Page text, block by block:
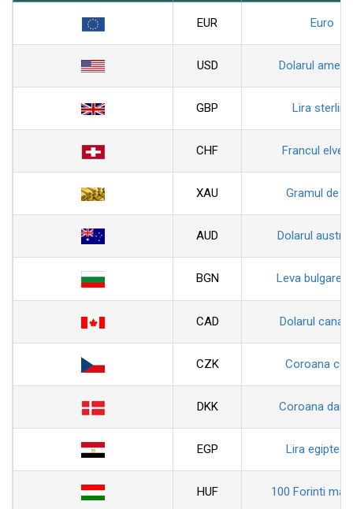
EUR Euro
USD Dolarul
GBP Lira sterlina
CHF Francul
XAU Gramul de
AUD Dolarul
BGN Leva
CAD Dolarul
CZK Coroana
DKK Coroana
EGP Lira
HUF 100 Forinti